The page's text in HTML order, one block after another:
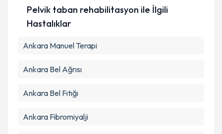
Pelvik taban rehabilitasyon ile İlgili
Hastalıklar
Ankara Manuel Terapi
Ankara Bel Ağrısı
Ankara Bel Fıtığı
Ankara Fibromiyalji